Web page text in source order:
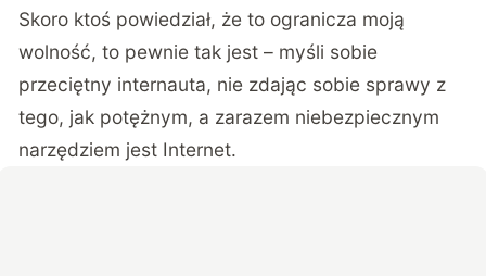
Skoro ktoś powiedział, że to ogranicza moją
wolność, to pewnie tak jest – myśli sobie
przeciętny internauta, nie zdając sobie sprawy z
tego, jak potężnym, a zarazem niebezpiecznym
narzędziem jest Internet.